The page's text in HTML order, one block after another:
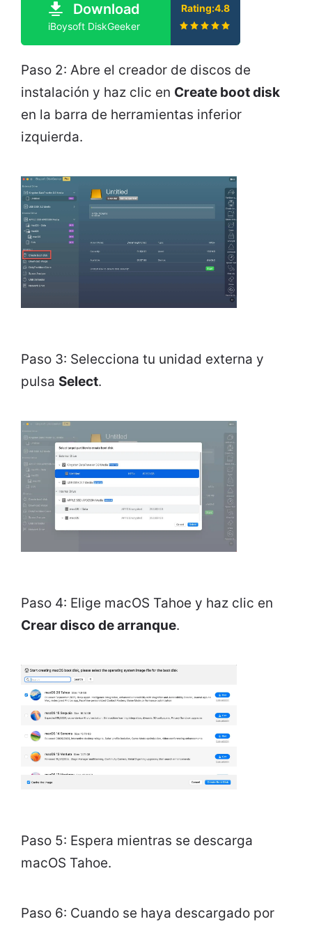
Download
iBoysoft DiskGeeker
Rating:4.8
Paso 2: Abre el creador de discos de
instalación y haz clic en Create boot disk
en la barra de herramientas inferior
izquierda.
Paso 3: Selecciona tu unidad externa y
pulsa Select.
Paso 4: Elige macOS Tahoe y haz clic en
Crear disco de arranque.
Paso 5: Espera mientras se descarga
macOS Tahoe.
Paso 6: Cuando se haya descargado por